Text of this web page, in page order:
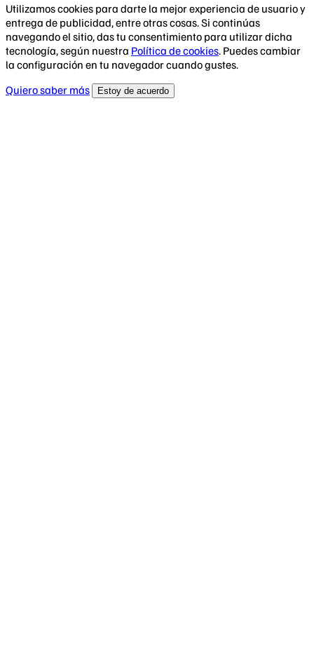
Utilizamos cookies para darte la mejor experiencia de usuario y
entrega de publicidad, entre otras cosas. Si continúas
navegando el sitio, das tu consentimiento para utilizar dicha
tecnología, según nuestra Política de cookies. Puedes cambiar
la configuración en tu navegador cuando gustes.
Quiero saber más
Estoy de acuerdo